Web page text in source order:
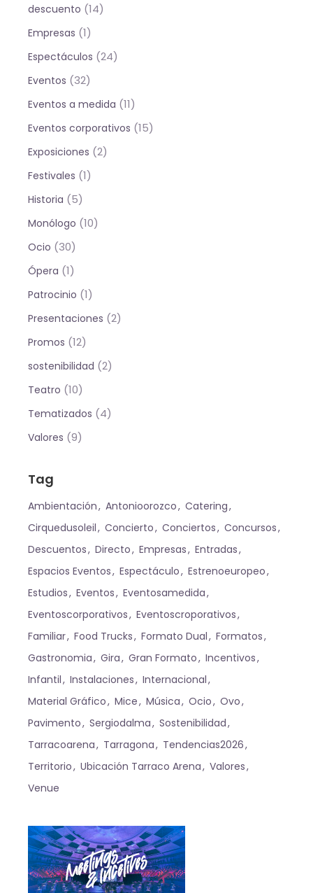
descuento (14)
Empresas (1)
Espectáculos (24)
Eventos (32)
Eventos a medida (11)
Eventos corporativos (15)
Exposiciones (2)
Festivales (1)
Historia (5)
Monólogo (10)
Ocio (30)
Ópera (1)
Patrocinio (1)
Presentaciones (2)
Promos (12)
sostenibilidad (2)
Teatro (10)
Tematizados (4)
Valores (9)
Tag
Ambientación Antonioorozco
Catering
Cirquedusoleil
Concierto Conciertos
Concursos
Descuentos
Directo Empresas
Entradas
Espacios Eventos
Espectáculo
Estrenoeuropeo
Estudios
Eventos
Eventosamedida
Eventoscorporativos
Eventoscroporativos
Familiar
Food Trucks Formato Dual
Formatos
Gastronomia
Gira Gran Formato
Incentivos
Infantil
Instalaciones
Internacional
Material Gráfico
Mice Música Ocio
Ovo
Pavimento
Sergiodalma
Sostenibilidad
Tarracoarena
Tarragona
Tendencias2026
Territorio
Ubicación Tarraco Arena
Valores
Venue